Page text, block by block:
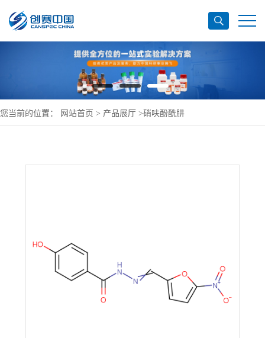
您当前的位置： 网站首页 > 产品展厅 >硝呋酚酰肼